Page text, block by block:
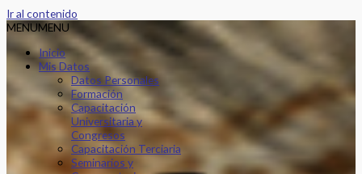
Ir al contenido
MENUMENU
Inicio
Mis Datos
Datos Personales
Formación
Capacitación
Universitaria y
Congresos
Capacitación Terciaria
Seminarios y